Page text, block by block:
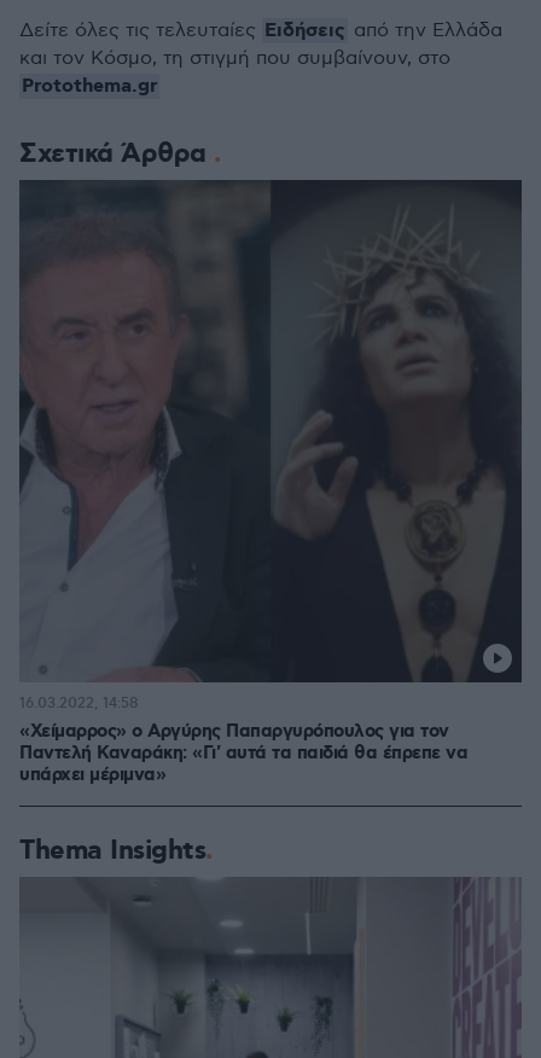
Σχετικά Άρθρα
«Χείμαρρος» ο Αργύρης Παπαργυρόπουλος για τον
Παντελή Καναράκη: «Γι' αυτά τα παιδιά θα έπρεπε να
υπάρχει μέριμνα»
16.03.2022, 14:58
Thema Insights
Δείτε όλες τις τελευταίες Ειδήσεις από την Ελλάδα
και τον Κόσμο, τη στιγμή που συμβαίνουν, στο
Protothema.gr